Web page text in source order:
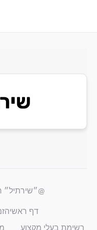
דף ראשי
רשימת בעלי מקצוע